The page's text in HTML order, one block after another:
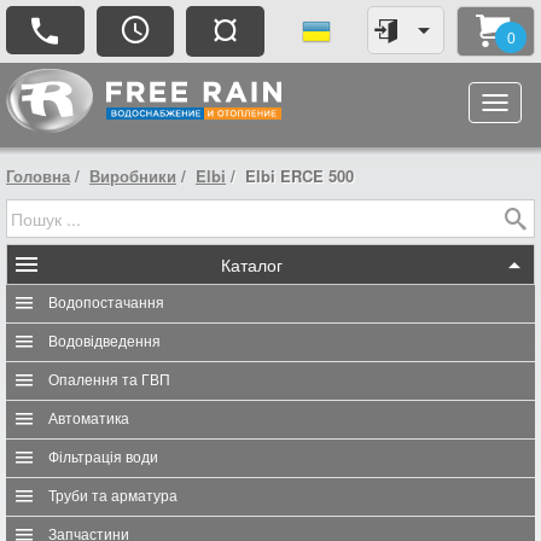
¤ 0
Головна Виробники Elbi Elbi ERCE 500
Каталог
Водопостачання
Водовідведення
Опалення та ГВП
Автоматика
Фільтрація води
Труби та арматура
Запчастини